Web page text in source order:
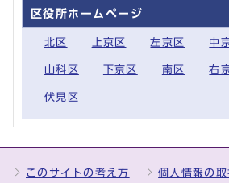
区役所ホームページ
北区 上京区 左京区 中
山科区 下京区 南区 右
伏見区
このサイトの考え方 個人情報の取